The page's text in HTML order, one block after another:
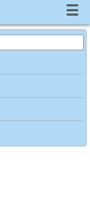
☰